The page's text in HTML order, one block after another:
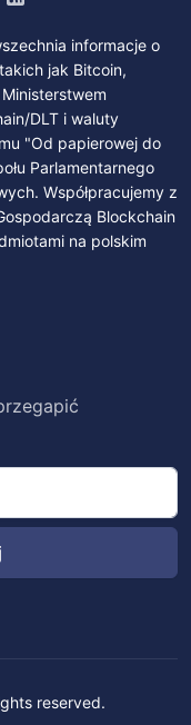
informacje o
jak Bitcoin,
DLT i waluty
"Od papierowej do
Parlamentarnego
Współpracujemy z
Blockchain
na polskim
reserved.